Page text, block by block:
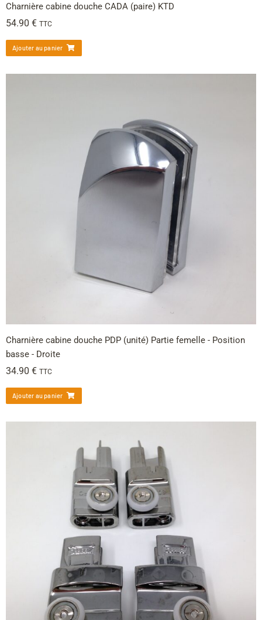
Charnière cabine douche CADA (paire) KTD
54.90 € TTC
Ajouter au panier
Charnière cabine douche PDP (unité) Partie femelle - Position
basse - Droite
34.90 € TTC
Ajouter au panier